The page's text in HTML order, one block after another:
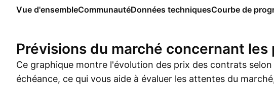
Vue d'ensembleCommunautéDonnées techniquesCourbe de
Prévisions du marché concernant les
Ce graphique montre l'évolution des prix des contrats selon
échéance, ce qui vous aide à évaluer les attentes du